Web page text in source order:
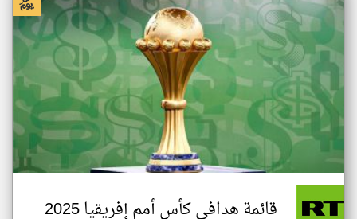
قائمة هدافي كأس أمم إفريقيا 2025